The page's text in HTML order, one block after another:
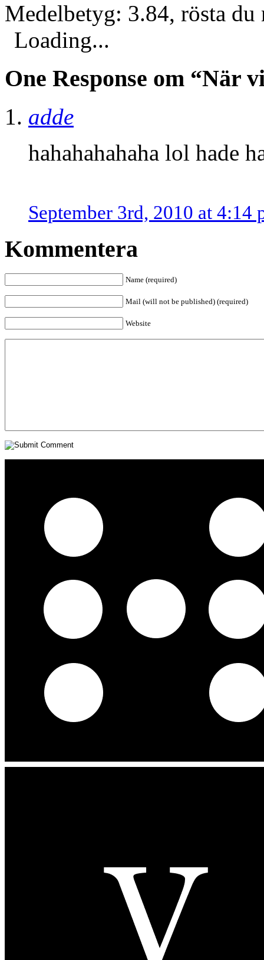
Medelbetyg: 3.84, rösta du
Loading...
One Response om “När
adde
hahahahahaha lol hade
September 3rd, 2010 at 4:14
Kommentera
Name (required)
Mail (will not be published) (required)
Website